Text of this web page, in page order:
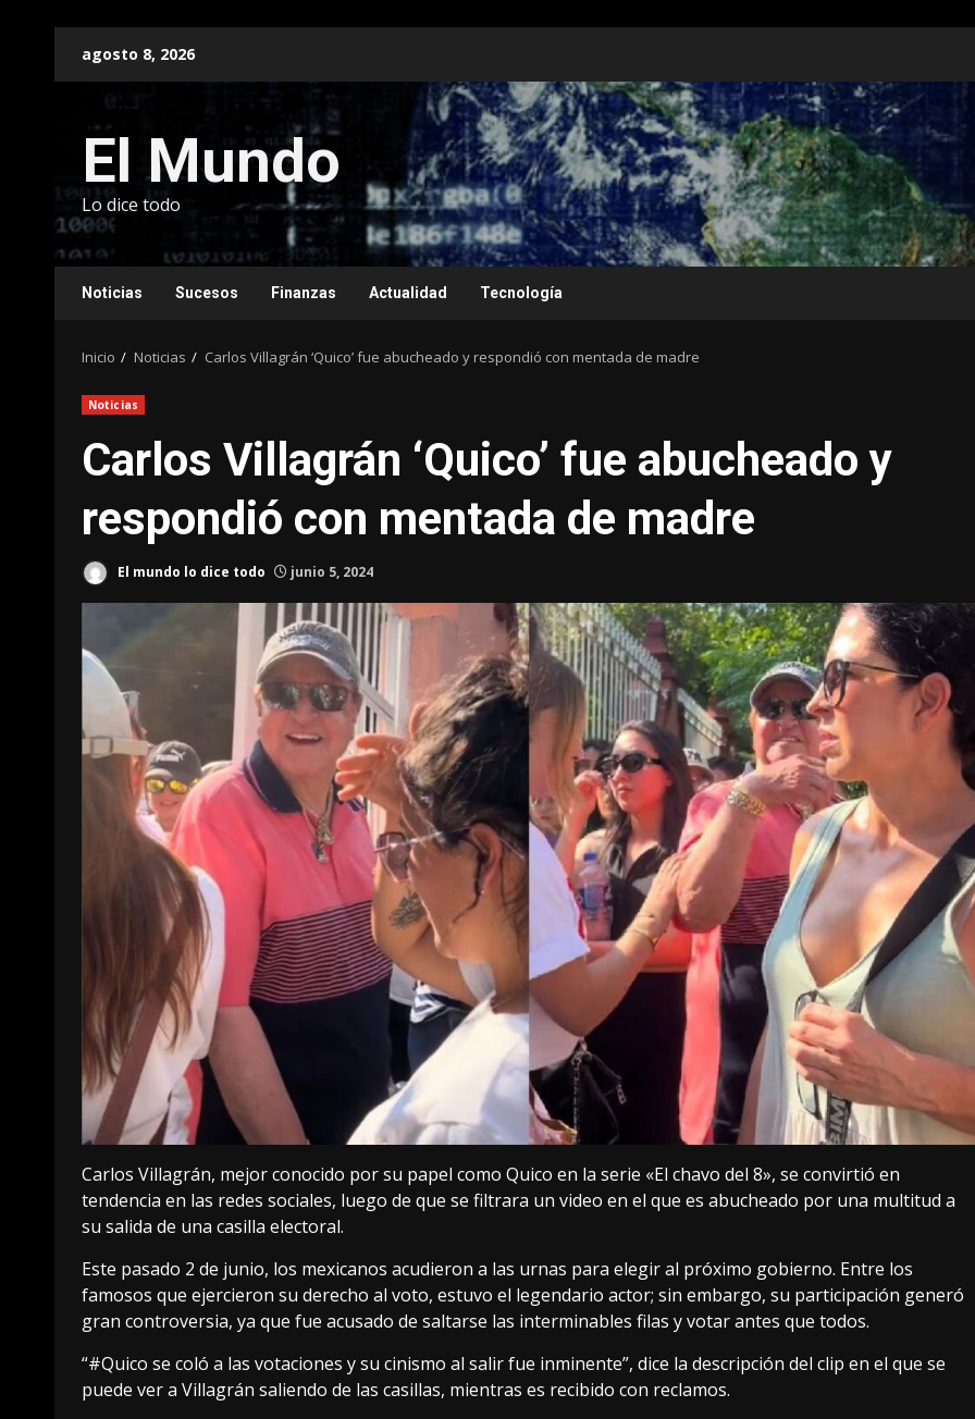
agosto 8, 2026
El Mundo
Lo dice todo
Noticias Sucesos Finanzas Actualidad Tecnología
Inicio Noticias Carlos Villagrán ‘Quico’ fue abucheado y respondió con mentada de madre
Noticias
Carlos Villagrán ‘Quico’ fue abucheado y
respondió con mentada de madre
El mundo lo dice todo junio 5, 2024
Carlos Villagrán, mejor conocido por su papel como Quico en la serie «El chavo del 8», se convirtió en
tendencia en las redes sociales, luego de que se filtrara un video en el que es abucheado por una multitud a
su salida de una casilla electoral.
Este pasado 2 de junio, los mexicanos acudieron a las urnas para elegir al próximo gobierno. Entre los
famosos que ejercieron su derecho al voto, estuvo el legendario actor; sin embargo, su participación generó
gran controversia, ya que fue acusado de saltarse las interminables filas y votar antes que todos.
“#Quico se coló a las votaciones y su cinismo al salir fue inminente”, dice la descripción del clip en el que se
puede ver a Villagrán saliendo de las casillas, mientras es recibido con reclamos.